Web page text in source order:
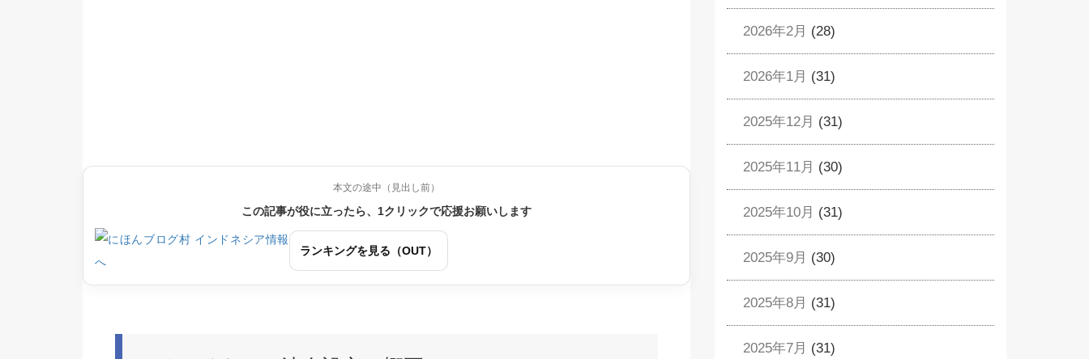
本文の途中（見出し前）
この記事が役に立ったら、1クリックで応援お願いします
ランキングを見る（OUT）
2026年2月 (28)
2026年1月 (31)
2025年12月 (31)
2025年11月 (30)
2025年10月 (31)
2025年9月 (30)
2025年8月 (31)
2025年7月 (31)